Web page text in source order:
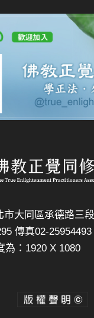
市大同區承德路三
傳真02-25954493
為：1920 X 1080